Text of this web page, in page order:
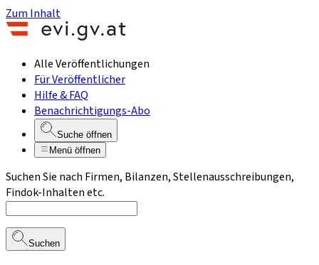
Zum Inhalt
Alle Veröffentlichungen
Für Veröffentlicher
Hilfe & FAQ
Benachrichtigungs-Abo
Suche öffnen
Menü öffnen
Suchen Sie nach Firmen, Bilanzen, Stellenausschreibungen,
Findok-Inhalten etc.
Suchen